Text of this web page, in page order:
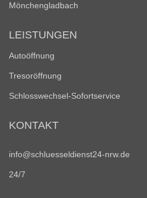
Mönchengladbach
LEISTUNGEN
Autoöffnung
Tresoröffnung
Schlosswechsel-Sofortservice
KONTAKT
info@schluesseldienst24-nrw.de
24/7